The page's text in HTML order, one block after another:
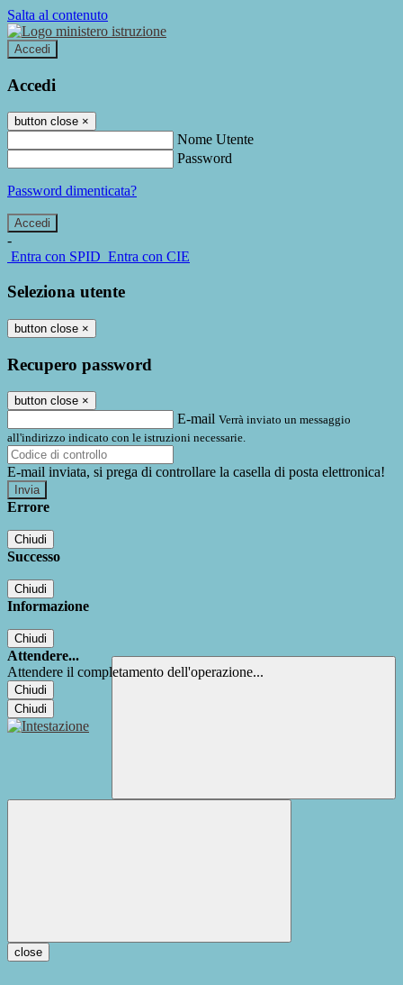
Salta al contenuto
Accedi
Accedi
button close ×
Nome Utente
Password
Password dimenticata?
-
Entra con SPID Entra con CIE
Seleziona utente
button close ×
Recupero password
button close ×
E-mail Verrà inviato un messaggio
all'indirizzo indicato con le istruzioni necessarie.
E-mail inviata, si prega di controllare la casella di posta elettronica!
Errore
Chiudi
Successo
Chiudi
Informazione
Chiudi
Attendere...
Attendere il completamento dell'operazione...
Chiudi
Chiudi
close